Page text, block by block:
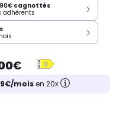
90€ cagnottés
adhérents
moisen 20x